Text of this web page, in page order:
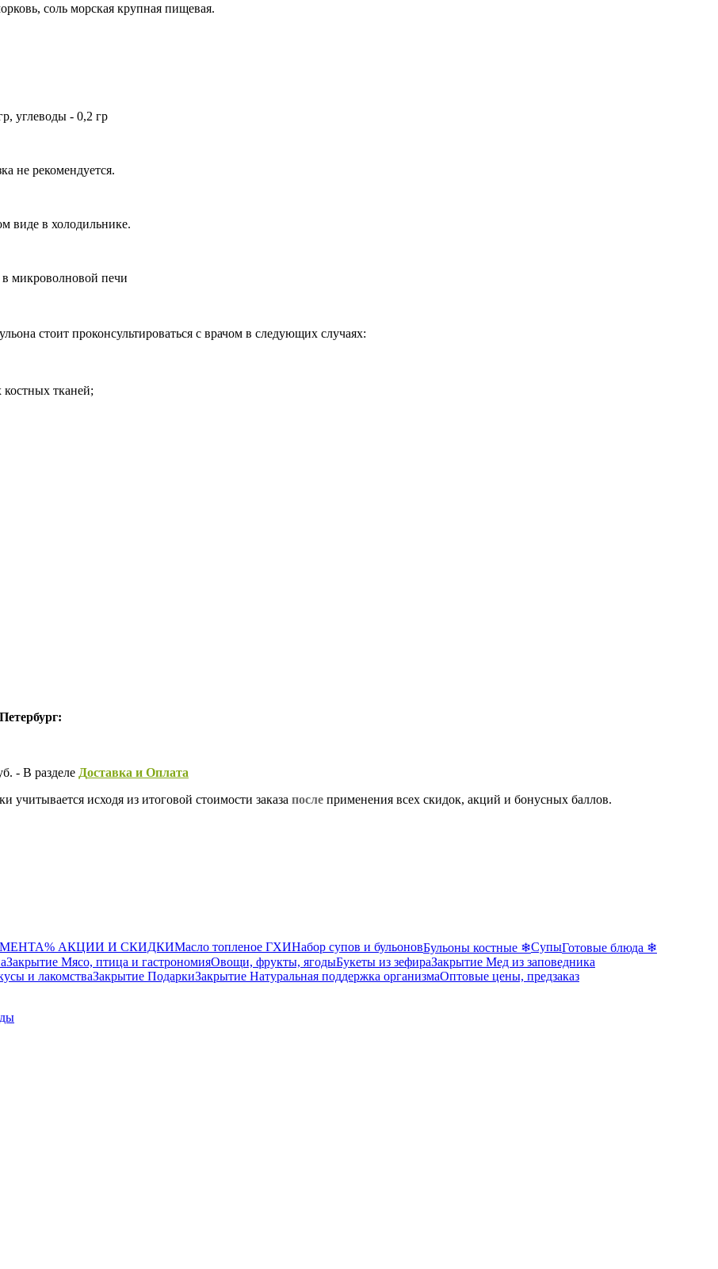
соль морская крупная пищевая.
углеводы - 0,2 гр
не рекомендуется.
виде в холодильнике.
в микроволновой печи
стоит проконсультироваться с врачом в следующих случаях:
костных тканей;
- В разделе Доставка и Оплата
учитывается исходя из итоговой стоимости заказа после применения всех скидок, акций и бонусных баллов.
% АКЦИИ И СКИДКИМасло топленое ГХИНабор супов и бульоновБульоны костные ❄СупыГотовые блюда ❄
Закрытие Мясо, птица и гастрономияОвощи, фрукты, ягодыБукеты из зефираЗакрытие Мед из заповедника
и лакомстваЗакрытие ПодаркиЗакрытие Натуральная поддержка организмаОптовые цены, предзаказ